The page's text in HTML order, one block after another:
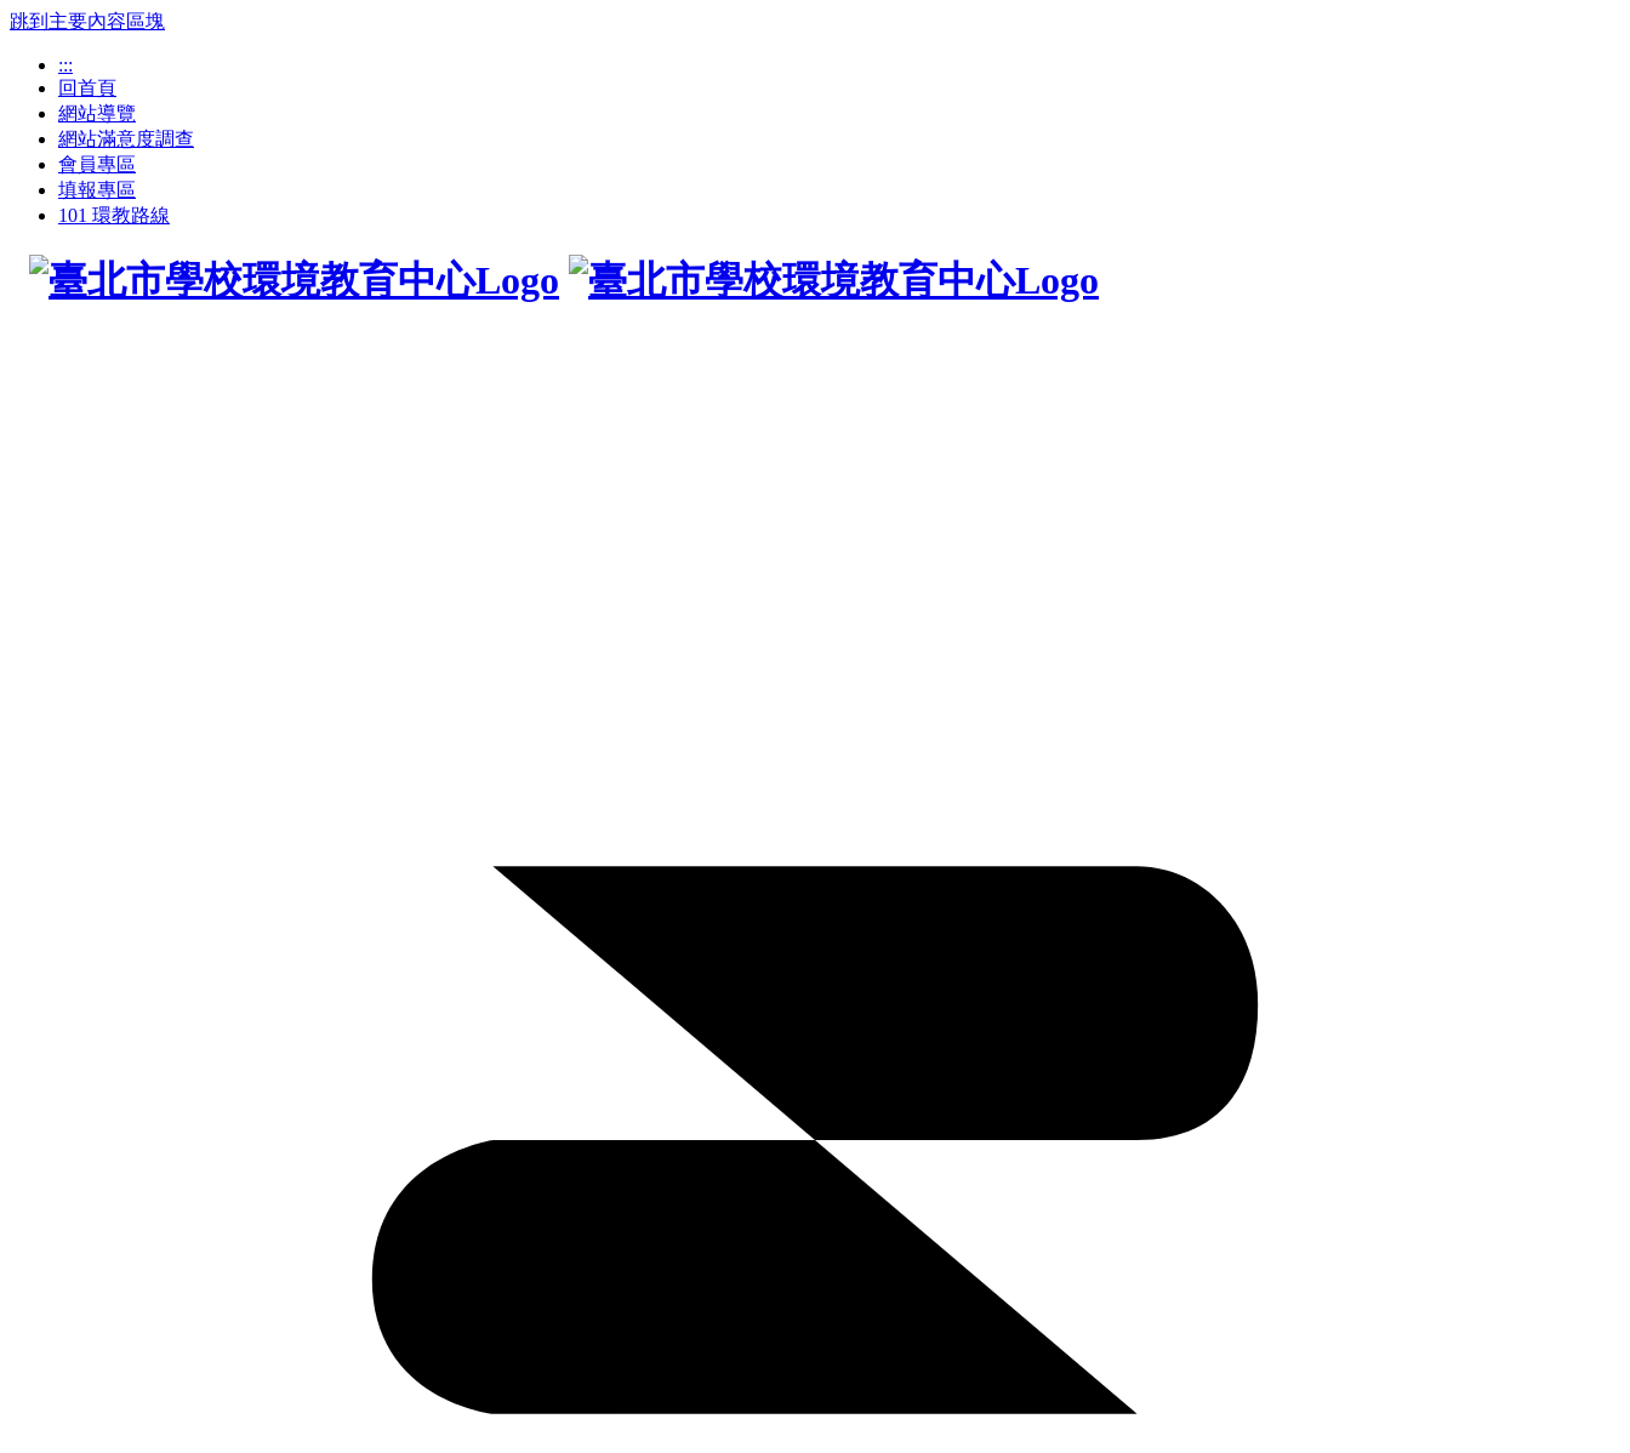
跳到主要內容區塊
:::
回首頁
網站導覽
網站滿意度調查
會員專區
填報專區
101 環教路線